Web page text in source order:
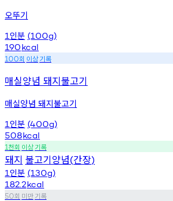
오뚜기
1 인분 (100g)
190kcal
100회 이상기록
매실양념 돼지불고기
매실양념 돼지불고기
1 인분 (400g)
508kcal
1천회 이상기록
돼지 불고기양념(간장)
1 인분 (130g)
182.2kcal
50회 미만기록